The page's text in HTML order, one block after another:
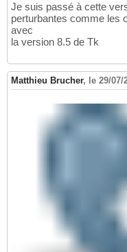
Je suis passé à cette
perturbantes comme les
avec
la version 8.5 de Tk
Matthieu Brucher, le 29/07/